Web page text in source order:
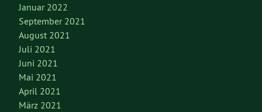
Januar 2022
September 2021
August 2021
Juli 2021
Juni 2021
Mai 2021
April 2021
März 2021